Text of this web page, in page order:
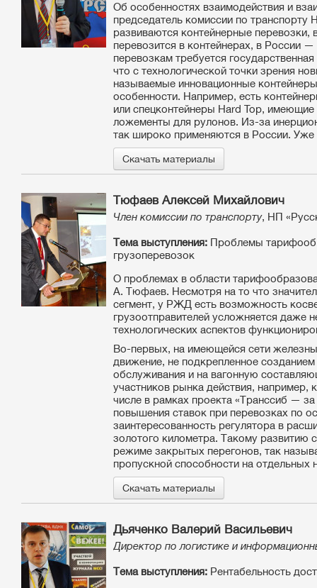
Об особенностях взаимодействия и
председатель комиссии по транспорту
развиваются контейнерные перевозки,
перевозится в контейнерах, в России
перевозкам требуется
что с технологической точки зрения
называемые инновационные
особенности. Например, есть
или спецконтейнеры Hard Top,
ложементы для рулонов. Из-за
так широко применяются в России.
Скачать материалы
Тюфаев Алексей Михайлович
Член комиссии по транспорту, НП
Тема выступления: Проблемы
грузоперевозок
О проблемах в области
А. Тюфаев. Несмотря на то что
сегмент, у РЖД есть возможность
грузоотправителей усложняется даже
технологических аспектов
Во-первых, на имеющейся сети
движение, не подкрепленное
обслуживания и на вагонную
участников рынка действия, например,
числе в рамках проекта «Транссиб —
повышения ставок при перевозках по
заинтересованность регулятора в
золотого километра. Такому развитию
режиме закрытых перегонов, так
пропускной способности на отдельных
Скачать материалы
Дьяченко Валерий Васильевич
Директор по логистике и
Тема выступления: Рентабельность